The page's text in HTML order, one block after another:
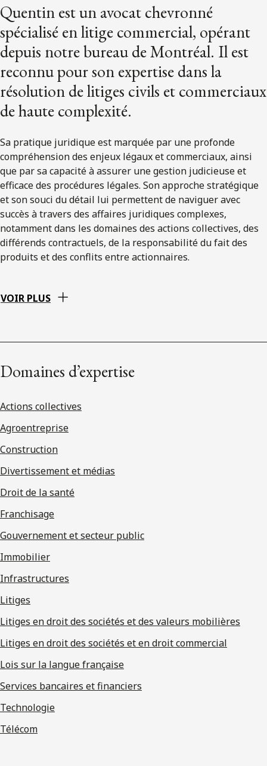
Quentin est un avocat chevronné
spécialisé en litige commercial, opérant
depuis notre bureau de Montréal. Il est
reconnu pour son expertise dans la
résolution de litiges civils et commerciaux
de haute complexité.
Sa pratique juridique est marquée par une profonde
compréhension des enjeux légaux et commerciaux, ainsi
que par sa capacité à assurer une gestion judicieuse et
efficace des procédures légales. Son approche stratégique
et son souci du détail lui permettent de naviguer avec
succès à travers des affaires juridiques complexes,
notamment dans les domaines des actions collectives, des
différends contractuels, de la responsabilité du fait des
produits et des conflits entre actionnaires.
VOIR PLUS
Domaines d’expertise
Actions collectives
Agroentreprise
Construction
Divertissement et médias
Droit de la santé
Franchisage
Gouvernement et secteur public
Immobilier
Infrastructures
Litiges
Litiges en droit des sociétés et des valeurs mobilières
Litiges en droit des sociétés et en droit commercial
Lois sur la langue française
Services bancaires et financiers
Technologie
Télécom